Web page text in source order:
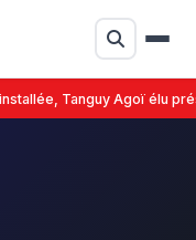
Tanguy Agoï élu